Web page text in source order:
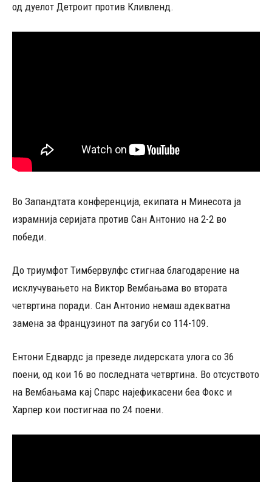
од дуелот Детроит против Кливленд.
Во Запандтата конференција, екипата н Минесота ја
израмнија серијата против Сан Антонио на 2-2 во
победи.
До триумфот Тимбервулфс стигнаа благодарение на
исклучувањето на Виктор Вембањама во втората
четвртина поради. Сан Антонио немаш адекватна
замена за Французинот па загуби со 114-109.
Ентони Едвардс ја презеде лидерската улога со 36
поени, од кои 16 во последната четвртина. Во отсуството
на Вембањама кај Спарс најефикасени беа Фокс и
Харпер кои постигнаа по 24 поени.